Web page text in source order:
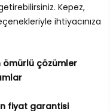
Kepez,
ihtiyacınıza
ömürlü çözümler
fiyat garantisi